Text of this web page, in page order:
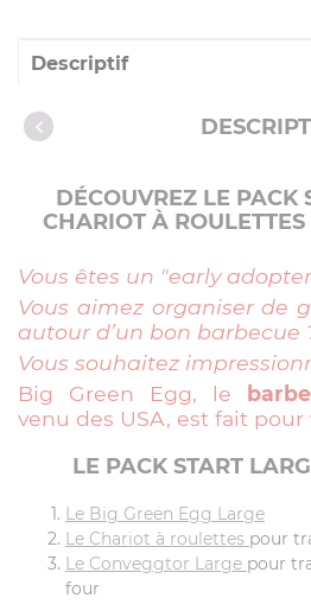
Descriptif
Caractéristiques
DÉCOUVREZ LE PACK
CHARIOT À
Vous êtes un "early
Vous aimez organiser de
autour d’un bon barbecue
Vous souhaitez
Big Green Egg, le
venu des USA, est fait pour
LE PACK START
Le Big Green Egg Large
Le Chariot à roulettes pour
Le Conveggtor Large pour
four